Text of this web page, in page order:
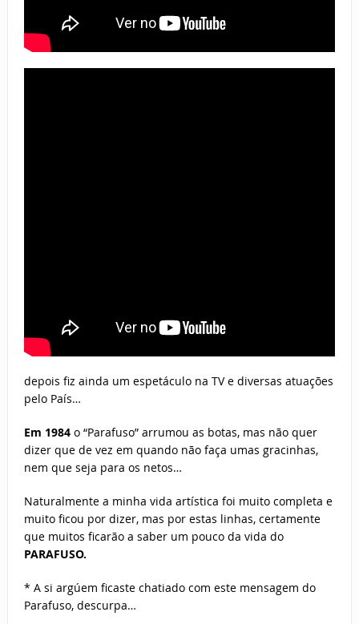
depois fiz ainda um espetáculo na TV e diversas atuações
pelo País…
Em 1984o “Parafuso” arrumou as botas, mas não quer
dizer que de vez em quando não faça umas gracinhas,
nem que seja para os netos…
Naturalmente a minha vida artística foi muito completa e
muito ficou por dizer, mas por estas linhas, certamente
que muitos ficarão a saber um pouco da vida do
PARAFUSO.
* A si argúem ficaste chatiado com este mensagem do
Parafuso, descurpa…